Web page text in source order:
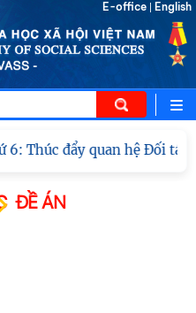
E-office English
Thúc đẩy quan hệ Đối tác
ĐỀ ÁN